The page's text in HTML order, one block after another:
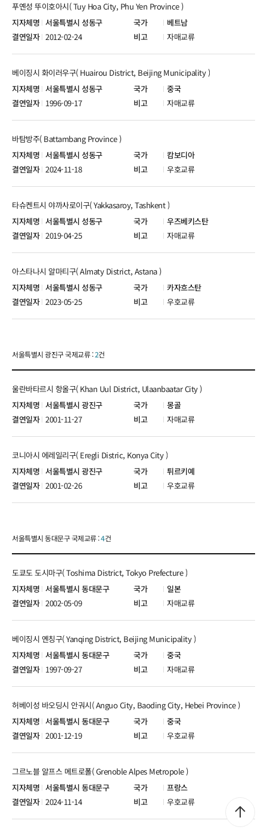
서울특별시 성동구 베트남
푸옌성 뚜이호아시( Tuy Hoa City, Phu Yen Province )
2012-02-24 자매교류
서울특별시 성동구 중국
베이징시 화이러우구( Huairou District, Beijing Municipality )
1996-09-17 자매교류
서울특별시 성동구 캄보디아
바탐방주( Battambang Province )
2024-11-18 우호교류
서울특별시 성동구 우즈베키스탄
타슈켄트시 야까사로이구( Yakkasaroy, Tashkent )
2019-04-25 자매교류
서울특별시 성동구 카자흐스탄
아스타나시 알마티구( Almaty District, Astana )
2023-05-25 우호교류
서울특별시 광진구 국제교류 :2건
서울특별시 광진구 몽골
울란바타르시 항올구( Khan Uul District, Ulaanbaatar City )
2001-11-27 자매교류
서울특별시 광진구 튀르키예
코니아시 에레일리구( Eregli Distric, Konya City )
2001-02-26 우호교류
서울특별시 동대문구 국제교류 :4건
서울특별시 동대문구 일본
도쿄도 도시마구( Toshima District, Tokyo Prefecture )
2002-05-09 자매교류
서울특별시 동대문구 중국
베이징시 옌칭구( Yanqing District, Beijing Municipality )
1997-09-27 자매교류
서울특별시 동대문구 중국
허베이성 바오딩시 안궈시( Anguo City, Baoding City, Hebei Province )
2001-12-19 우호교류
서울특별시 동대문구 프랑스
그르노블 알프스 메트로폴( Grenoble Alpes Metropole )
2024-11-14 우호교류